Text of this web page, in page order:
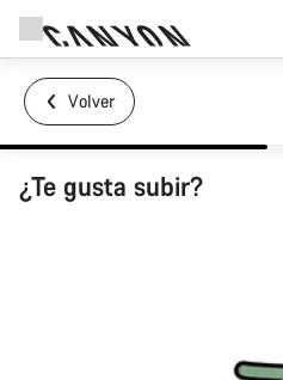
Volver
¿Te gusta subir?